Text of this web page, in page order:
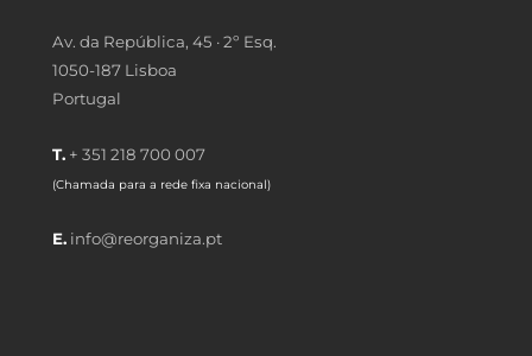
Av. da República, 45 · 2º Esq.
1050-187 Lisboa
Portugal
T. + 351 218 700 007
(Chamada para a rede fixa nacional)
E. info@reorganiza.pt